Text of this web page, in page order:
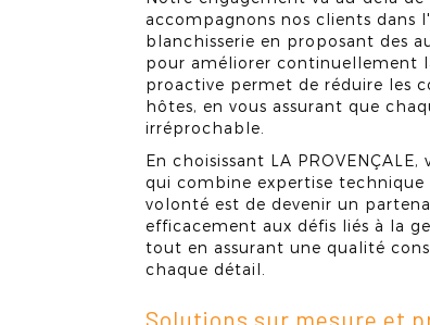
accompagnons nos clients dans
blanchisserie en proposant des
pour améliorer continuellement
proactive permet de réduire les
hôtes, en vous assurant que
irréprochable.
En choisissant LA
qui combine expertise
volonté est de devenir un
efficacement aux défis liés à la
tout en assurant une qualité
chaque détail.
Solutions sur mesure et